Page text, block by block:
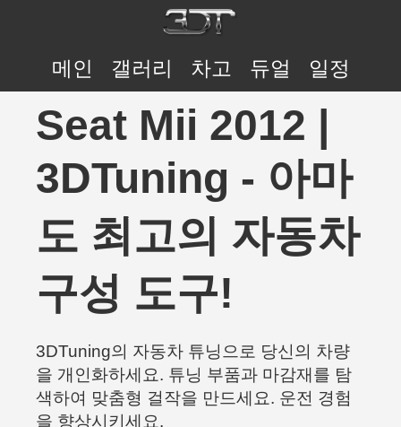
메인 갤러리 차고 듀얼 일정
Seat Mii 2012 |
3DTuning - 아마
도 최고의 자동차
구성 도구!
3DTuning의 자동차 튜닝으로 당신의 차량
을 개인화하세요. 튜닝 부품과 마감재를 탐
색하여 맞춤형 걸작을 만드세요. 운전 경험
을 향상시키세요.